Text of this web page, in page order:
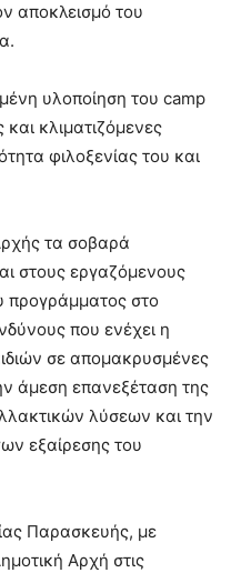
αποκλεισμό του
υλοποίηση του camp
κλιματιζόμενες
φιλοξενίας του και
τα σοβαρά
στους εργαζόμενους
προγράμματος στο
που ενέχει η
σε απομακρυσμένες
άμεση επανεξέταση της
λύσεων και την
εξαίρεσης του
Παρασκευής, με
Αρχή στις